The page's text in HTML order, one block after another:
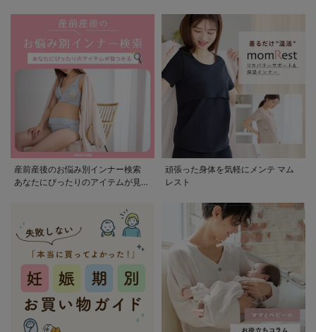
産前産後のお悩み別インナー検索
あなたにぴったりのアイテムが見つ
頑張った身体を気軽にメンテ マム
レスト